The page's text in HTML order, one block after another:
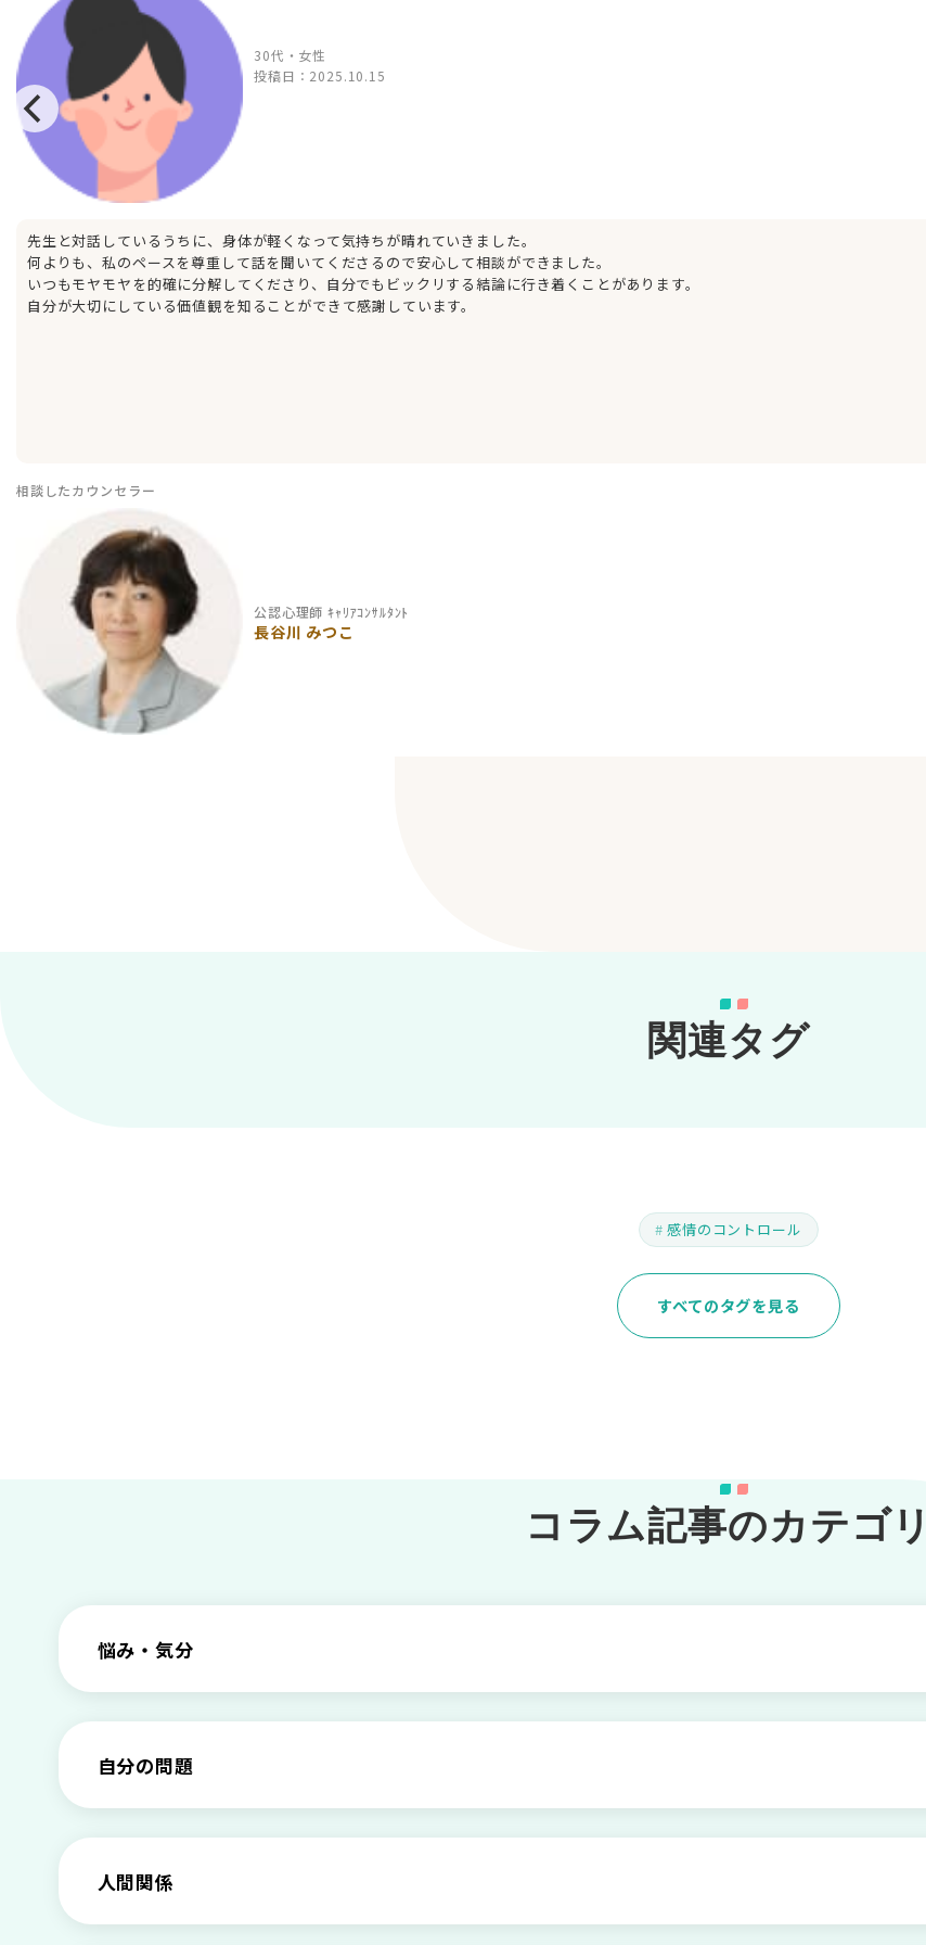
30代・女性
投稿日： 2025.10.15
先生と対話しているうちに、身体が軽くなって気持ちが晴れていきました。
何よりも、私のペースを尊重して話を聞いてくださるので安心して相談ができました。
いつもモヤモヤを的確に分解してくださり、自分でもビックリする結論に行き着くことがあります。
自分が大切にしている価値観を知ることができて感謝しています。
相談したカウンセラー
公認心理師 ｷｬﾘｱｺﾝｻﾙﾀﾝﾄ
長谷川 みつこ
関連タグ
感情のコントロール
すべてのタグを見る
コラム記事のカテゴリ
悩み・気分
根性がない？甘えている？それは新型うつ病と呼ばれる状態かも
甘えや怠けとの違いは？新型うつの特徴と見分け方
もしかして不眠症？眠れない原因や対処法とは
自分の問題
「無能な自分が嫌い…」自己嫌悪でつらいときの対処法とは
【セルフメンタルケア】精神的に強くなる方法と具体的行動とは
人間関係